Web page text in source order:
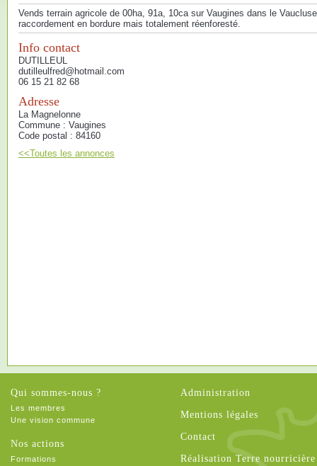
Vends terrain agricole de 00ha, 91a, 10ca sur Vaugines dans le
raccordement en bordure mais totalement réenforesté.
Info contact
DUTILLEUL
dutilleulfred@hotmail.com
06 15 21 82 68
Adresse
La Magnelonne
Commune : Vaugines
Code postal : 84160
<<Toutes les annonces
Qui sommes-nous ?
Les membres
Une vision commune
Nos actions
Formations
Administration
Mentions légales
Contact
Réalisation Terre nourricière